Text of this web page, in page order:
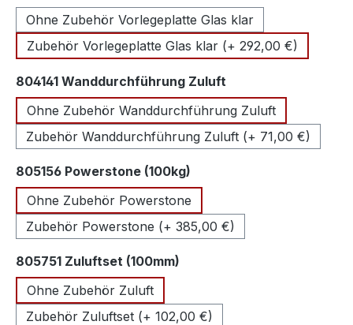
Ohne Zubehör Vorlegeplatte Glas klar
Zubehör Vorlegeplatte Glas klar (+ 292,00 €)
804141 Wanddurchführung Zuluft
Ohne Zubehör Wanddurchführung Zuluft
Zubehör Wanddurchführung Zuluft (+ 71,00 €)
805156 Powerstone (100kg)
Ohne Zubehör Powerstone
Zubehör Powerstone (+ 385,00 €)
805751 Zuluftset (100mm)
Ohne Zubehör Zuluft
Zubehör Zuluftset (+ 102,00 €)